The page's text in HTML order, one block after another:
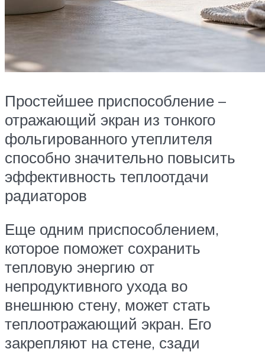
Простейшее приспособление –
отражающий экран из тонкого
фольгированного утеплителя
способно значительно повысить
эффективность теплоотдачи
радиаторов
Еще одним приспособлением,
которое поможет сохранить
тепловую энергию от
непродуктивного ухода во
внешнюю стену, может стать
теплоотражающий экран. Его
закрепляют на стене, сзади